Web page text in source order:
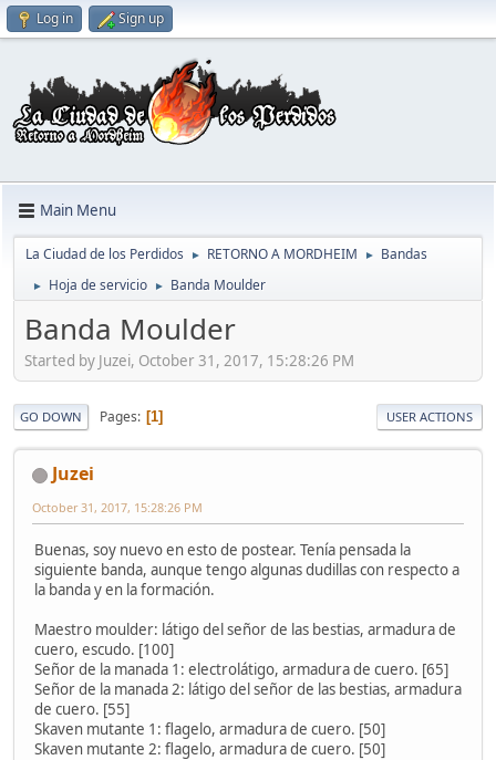
Log in Sign up
Main Menu
La Ciudad de los Perdidos ► RETORNO A MORDHEIM ► Bandas
► Hoja de servicio ► Banda Moulder
Banda Moulder
Started by Juzei, October 31, 2017, 15:28:26 PM
GO DOWN Pages 1 USER ACTIONS
Juzei
October 31, 2017, 15:28:26 PM
Buenas, soy nuevo en esto de postear. Tenía pensada la
siguiente banda, aunque tengo algunas dudillas con respecto a
la banda y en la formación.
Maestro moulder: látigo del señor de las bestias, armadura de
cuero, escudo. [100]
Señor de la manada 1: electrolátigo, armadura de cuero. [65]
Señor de la manada 2: látigo del señor de las bestias, armadura
de cuero. [55]
Skaven mutante 1: flagelo, armadura de cuero. [50]
Skaven mutante 2: flagelo, armadura de cuero. [50]